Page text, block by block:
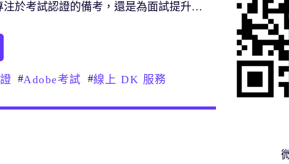
於考試認證的備考，還是為面試提升…
#Adobe考試 #線上 DK 服務